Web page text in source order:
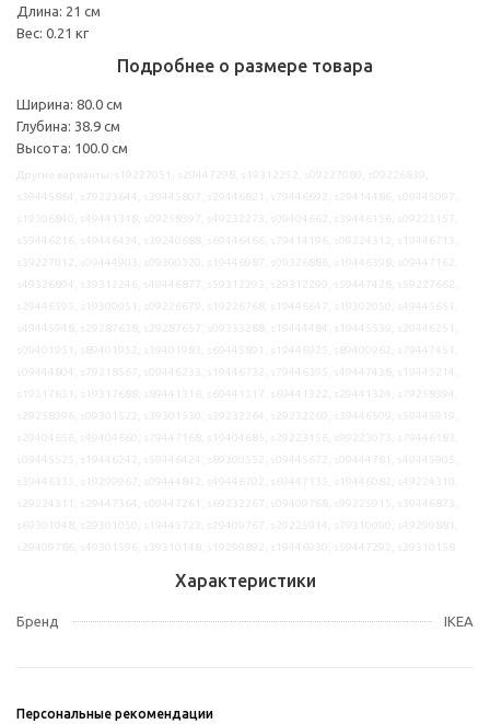
Длина: 21 см
Вес: 0.21 кг
Подробнее о размере товара
Ширина: 80.0 см
Глубина: 38.9 см
Высота: 100.0 см
Характеристики
Бренд IKEA
Персональные рекомендации